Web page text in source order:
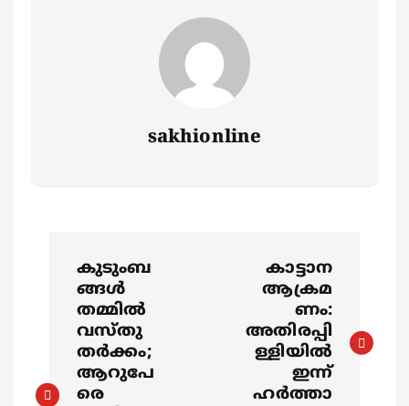
sakhionline
t
കുടുംബ
ങ്ങള്‍
തമ്മില്‍
വസ്തു
തര്‍ക്കം;
ആറുപേ
രെ
കാട്ടാന
ആക്രമ
ണം:
അതിരപ്പി
ള്ളിയിൽ
ഇന്ന്
ഹർത്താ